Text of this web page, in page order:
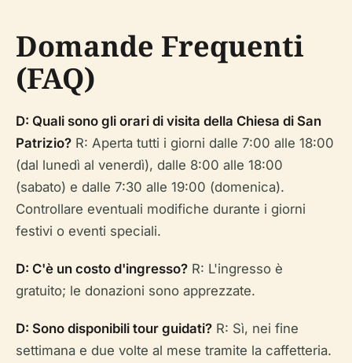
Domande Frequenti
(FAQ)
D: Quali sono gli orari di visita della Chiesa di San
Patrizio? R: Aperta tutti i giorni dalle 7:00 alle 18:00
(dal lunedì al venerdì), dalle 8:00 alle 18:00
(sabato) e dalle 7:30 alle 19:00 (domenica).
Controllare eventuali modifiche durante i giorni
festivi o eventi speciali.
D: C'è un costo d'ingresso? R: L'ingresso è
gratuito; le donazioni sono apprezzate.
D: Sono disponibili tour guidati? R: Sì, nei fine
settimana e due volte al mese tramite la caffetteria.